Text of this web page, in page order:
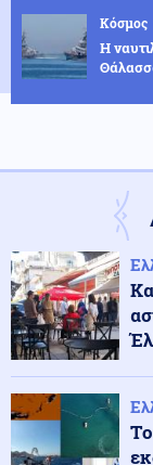
Κόσμος
Η
Κόσμος
σε
ημερών